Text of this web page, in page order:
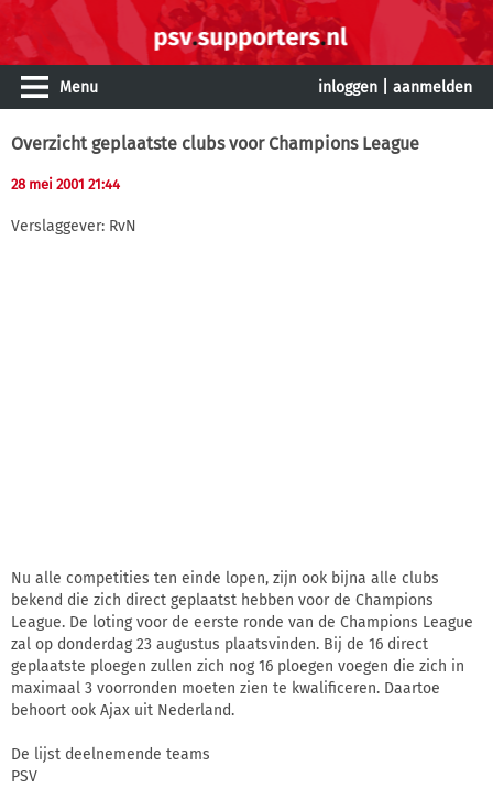
Menu inloggen aanmelden
Overzicht geplaatste clubs voor Champions League
28 mei 2001 21:44
Verslaggever: RvN
Nu alle competities ten einde lopen, zijn ook bijna alle clubs
bekend die zich direct geplaatst hebben voor de Champions
League. De loting voor de eerste ronde van de Champions League
zal op donderdag 23 augustus plaatsvinden. Bij de 16 direct
geplaatste ploegen zullen zich nog 16 ploegen voegen die zich in
maximaal 3 voorronden moeten zien te kwalificeren. Daartoe
behoort ook Ajax uit Nederland.
De lijst deelnemende teams
PSV